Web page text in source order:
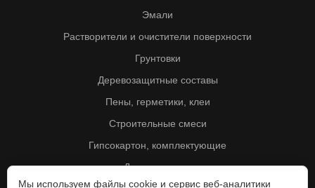
Эмали
Растворители и очистители поверхности
Грунтовки
Деревозащитные составы
Пены, герметики, клеи
Строительные смеси
Гипсокартон, комплектующие
Другие товары
Мы используем файлы cookie и сервис веб-аналитики